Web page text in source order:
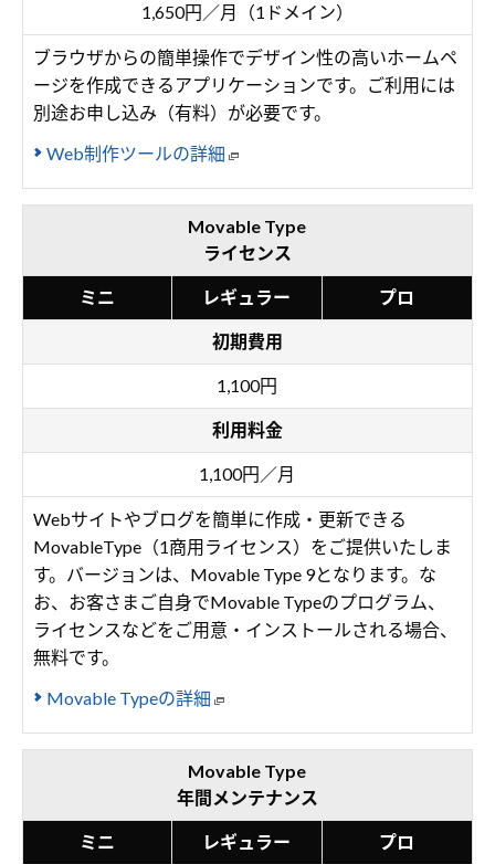
1,650円／月（1ドメイン）
ブラウザからの簡単操作でデザイン性の高いホームペ
ージを作成できるアプリケーションです。ご利用には
別途お申し込み（有料）が必要です。
Web制作ツールの詳細
Movable Type
ライセンス
ミニ レギュラー プロ
初期費用
1,100円
利用料金
1,100円／月
Webサイトやブログを簡単に作成・更新できる
MovableType（1商用ライセンス）をご提供いたしま
す。バージョンは、Movable Type 9となります。な
お、お客さまご自身でMovable Typeのプログラム、
ライセンスなどをご用意・インストールされる場合、
無料です。
Movable Typeの詳細
Movable Type
年間メンテナンス
ミニ レギュラー プロ